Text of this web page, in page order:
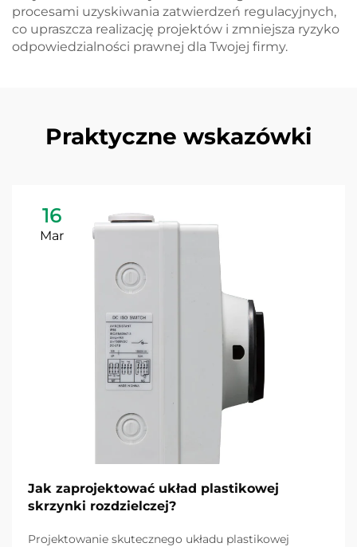
procesami uzyskiwania zatwierdzeń regulacyjnych,
co upraszcza realizację projektów i zmniejsza ryzyko
odpowiedzialności prawnej dla Twojej firmy.
Praktyczne wskazówki
16
Mar
Jak zaprojektować układ plastikowej
skrzynki rozdzielczej?
Projektowanie skutecznego układu plastikowej